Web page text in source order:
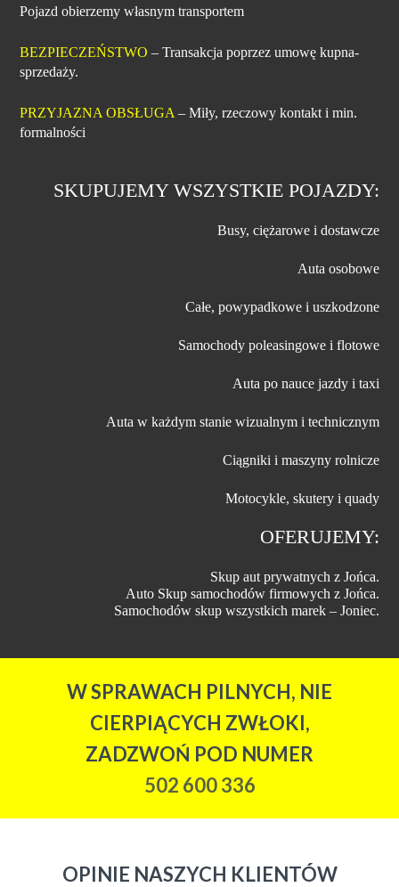
Pojazd obierzemy własnym transportem
BEZPIECZEŃSTWO – Transakcja poprzez umowę kupna-
sprzedaży.
PRZYJAZNA OBSŁUGA – Miły, rzeczowy kontakt i min.
formalności
SKUPUJEMY WSZYSTKIE POJAZDY:
Busy, ciężarowe i dostawcze
Auta osobowe
Całe, powypadkowe i uszkodzone
Samochody poleasingowe i flotowe
Auta po nauce jazdy i taxi
Auta w każdym stanie wizualnym i technicznym
Ciągniki i maszyny rolnicze
Motocykle, skutery i quady
OFERUJEMY:
Skup aut prywatnych z Jońca.
Auto Skup samochodów firmowych z Jońca.
Samochodów skup wszystkich marek – Joniec.
W SPRAWACH PILNYCH, NIE
CIERPIĄCYCH ZWŁOKI,
ZADZWOŃ POD NUMER
502 600 336
OPINIE NASZYCH KLIENTÓW